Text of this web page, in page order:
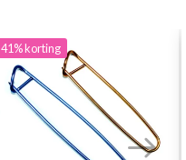
41%korting